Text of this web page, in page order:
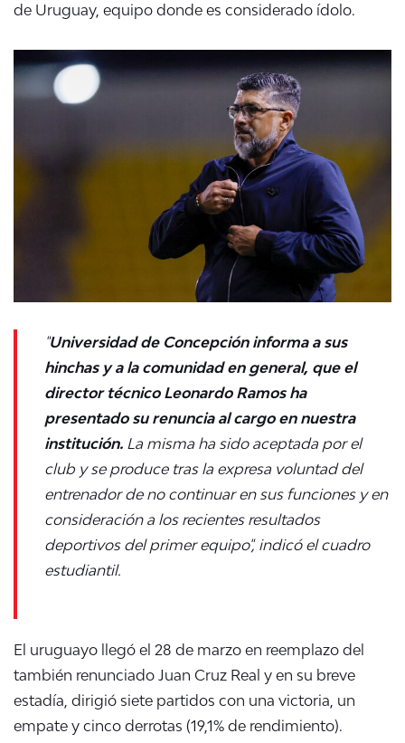
de Uruguay, equipo donde es considerado ídolo.
"Universidad de Concepción informa a sus
hinchas y a la comunidad en general, que el
director técnico Leonardo Ramos ha
presentado su renuncia al cargo en nuestra
institución. La misma ha sido aceptada por el
club y se produce tras la expresa voluntad del
entrenador de no continuar en sus funciones y en
consideración a los recientes resultados
deportivos del primer equipo", indicó el cuadro
estudiantil.
El uruguayo llegó el 28 de marzo en reemplazo del
también renunciado Juan Cruz Real y en su breve
estadía, dirigió siete partidos con una victoria, un
empate y cinco derrotas (19,1% de rendimiento).